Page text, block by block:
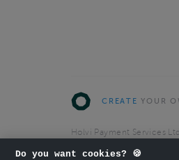
CREATE YOUR
Holvi Payment Services
Do you want cookies? 🍪